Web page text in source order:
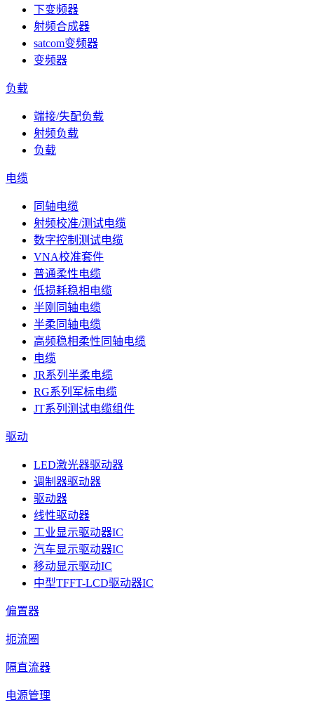
下变频器
射频合成器
satcom变频器
变频器
负载
端接/失配负载
射频负载
负载
电缆
同轴电缆
射频校准/测试电缆
数字控制测试电缆
VNA校准套件
普通柔性电缆
低损耗稳相电缆
半刚同轴电缆
半柔同轴电缆
高频稳相柔性同轴电缆
电缆
JR系列半柔电缆
RG系列军标电缆
JT系列测试电缆组件
驱动
LED激光器驱动器
调制器驱动器
驱动器
线性驱动器
工业显示驱动器IC
汽车显示驱动器IC
移动显示驱动IC
中型TFFT-LCD驱动器IC
偏置器
扼流圈
隔直流器
电源管理